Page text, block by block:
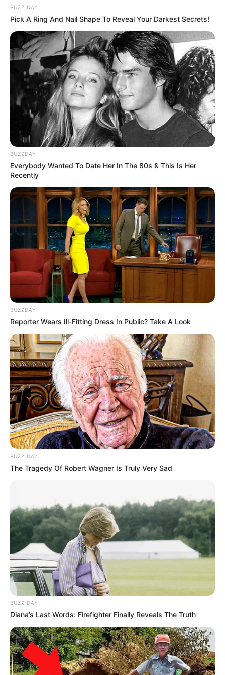
Vincennes d’autrefois
BUZZ DAY
Pick A Ring And Nail Shape To Reveal Your Darkest Secrets!
BUZZDAY
Everybody Wanted To Date Her In The 80s & This Is Her
Recently
BUZZDAY
Reporter Wears Ill-Fitting Dress In Public? Take A Look
BUZZ DAY
The Tragedy Of Robert Wagner Is Truly Very Sad
BUZZ DAY
Diana’s Last Words: Firefighter Finally Reveals The Truth